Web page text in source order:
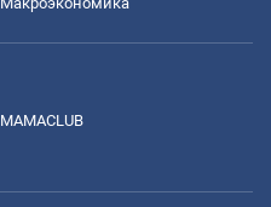
MAMACLUB